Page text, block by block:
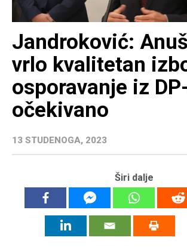
Jandroković:
vrlo kvalitetan
osporavanje iz
očekivano
13 STUDENOGA, 2023
Širi dalje